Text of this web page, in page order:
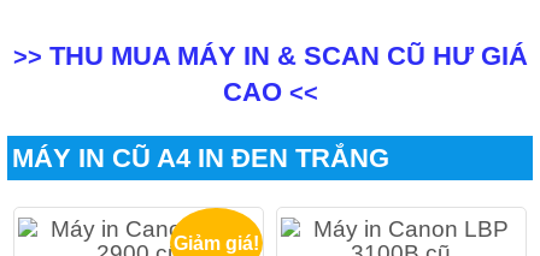
>> THU MUA MÁY IN & SCAN CŨ HƯ GIÁ
CAO<<
MÁY IN CŨ A4 IN ĐEN TRẮNG
Giảm giá!